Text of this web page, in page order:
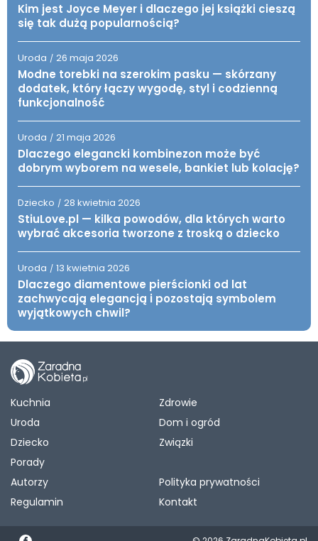
Kim jest Joyce Meyer i dlaczego jej książki cieszą
się tak dużą popularnością?
Uroda / 26 maja 2026
Modne torebki na szerokim pasku — skórzany
dodatek, który łączy wygodę, styl i codzienną
funkcjonalność
Uroda / 21 maja 2026
Dlaczego elegancki kombinezon może być
dobrym wyborem na wesele, bankiet lub kolację?
Dziecko / 28 kwietnia 2026
StiuLove.pl — kilka powodów, dla których warto
wybrać akcesoria tworzone z troską o dziecko
Uroda / 13 kwietnia 2026
Dlaczego diamentowe pierścionki od lat
zachwycają elegancją i pozostają symbolem
wyjątkowych chwil?
Kuchnia
Zdrowie
Uroda
Dom i ogród
Dziecko
Związki
Porady
Autorzy
Polityka prywatności
Regulamin
Kontakt